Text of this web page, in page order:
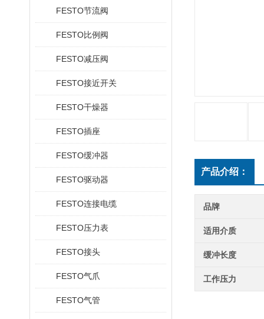
FESTO节流阀
FESTO比例阀
FESTO减压阀
FESTO接近开关
FESTO干燥器
FESTO插座
FESTO缓冲器
FESTO驱动器
FESTO连接电缆
FESTO压力表
FESTO接头
FESTO气爪
FESTO气管
产品介绍：
品牌
适用介质
缓冲长度
工作压力